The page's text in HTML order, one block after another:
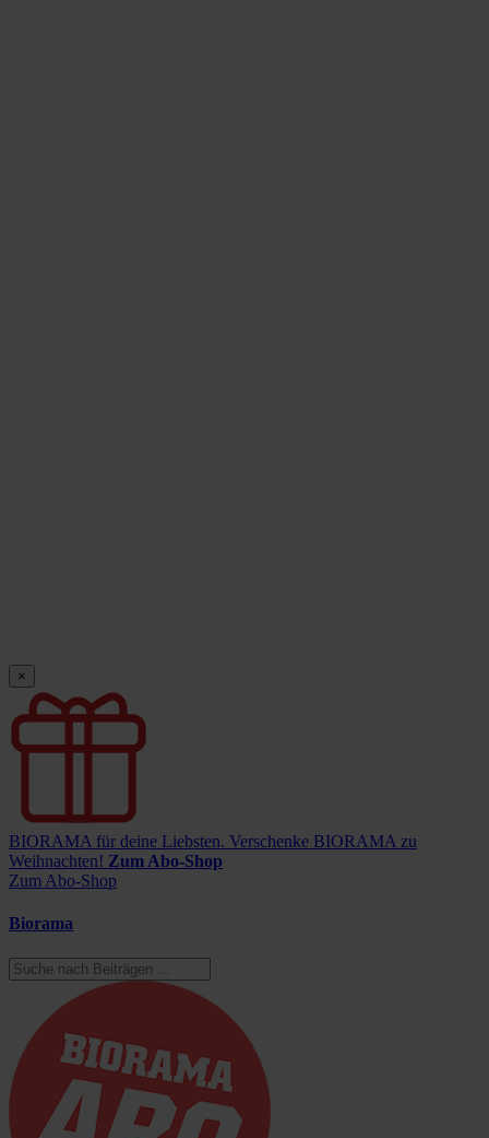
×
BIORAMA für deine Liebsten. Verschenke BIORAMA zu
Weihnachten! Zum Abo-Shop
Zum Abo-Shop
Biorama